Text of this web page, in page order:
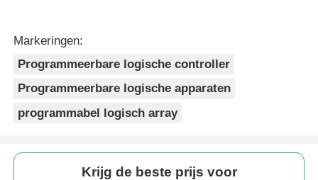
Markeringen:
Programmeerbare logische controller
Programmeerbare logische apparaten
programmabel logisch array
Krijg de beste prijs voor